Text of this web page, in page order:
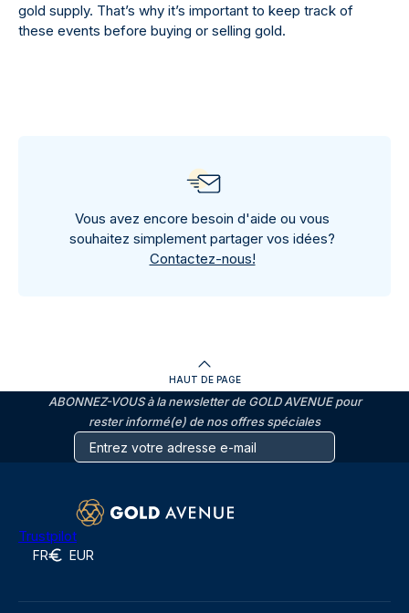
gold supply. That’s why it’s important to keep track of
these events before buying or selling gold.
Vous avez encore besoin d'aide ou vous
souhaitez simplement partager vos idées?
Contactez-nous!
HAUT DE PAGE
ABONNEZ-VOUS à la newsletter de GOLD AVENUE pour
rester informé(e) de nos offres spéciales
Trustpilot
FR EUR